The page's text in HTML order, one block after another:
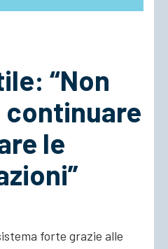
“Non
le
forte grazie alle